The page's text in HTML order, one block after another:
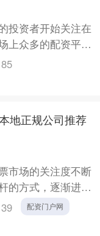
投资者开始关注在
上众多的配资平
线配资网站，成
地正规公司推荐
市场的关注度不断
的方式，逐渐进入
不齐的配资公司，
配资门户网